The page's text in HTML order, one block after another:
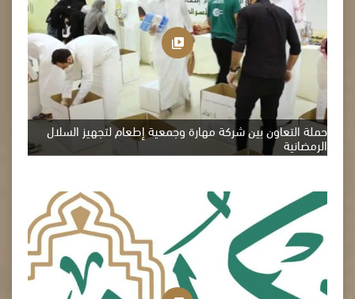
حملة التعاون بين شركة مهارة وجمعية إطعام لتجهيز السلال
الرمضانية